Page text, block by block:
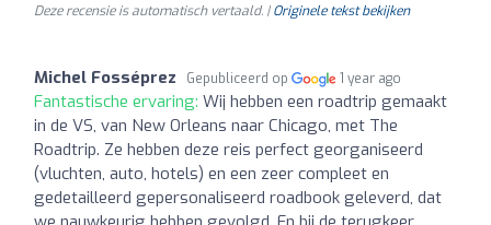
Deze recensie is automatisch vertaald. |Originele tekst bekijken
Michel Fosséprez Gepubliceerd op 1 year ago
Fantastische ervaring: Wij hebben een roadtrip gemaakt
in de VS, van New Orleans naar Chicago, met The
Roadtrip. Ze hebben deze reis perfect georganiseerd
(vluchten, auto, hotels) en een zeer compleet en
gedetailleerd gepersonaliseerd roadbook geleverd, dat